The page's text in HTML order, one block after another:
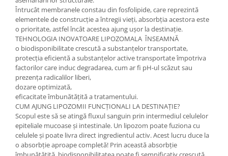
Întrucât membranele constau din fosfolipide, care reprezintă
elementele de construcție a întregii vieți, absorbția acestora este
o prioritate, astfel încât acestea ajung ușor la destinație.
TEHNOLOGIA INOVATOARE LIPOZOMALA ÎNSEAMNĂ
o biodisponibilitate crescută a substanțelor transportate,
protecția eficientă a substanțelor active transportate împotriva
factorilor care induc degradarea, cum ar fi pH-ul scăzut sau
prezența radicalilor liberi,
dozare optimizată,
eficacitate îmbunătățită a tratamentului.
CUM AJUNG LIPOZOMII FUNCȚIONALI LA DESTINAȚIE?
Scopul este să se atingă fluxul sanguin prin intermediul celulelor
epiteliale mucoase și intestinale. Un lipozom poate fuziona cu
celulele și poate livra direct ingredientul activ. Acest lucru duce la
o absorbție aproape completă! Prin această absorbție